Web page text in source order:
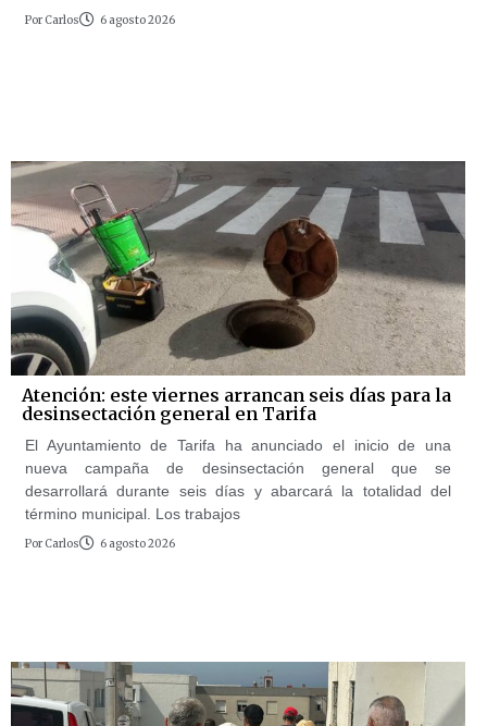
Por Carlos 6 agosto 2026
Atención: este viernes arrancan seis días para la
desinsectación general en Tarifa
El Ayuntamiento de Tarifa ha anunciado el inicio de una
nueva campaña de desinsectación general que se
desarrollará durante seis días y abarcará la totalidad del
término municipal. Los trabajos
Por Carlos 6 agosto 2026